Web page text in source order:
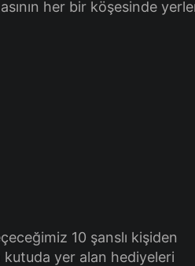
her bir köşesinde
10 şanslı kişiden
kutuda yer alan hediyeleri